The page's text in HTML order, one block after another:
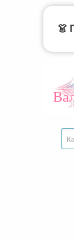
👗